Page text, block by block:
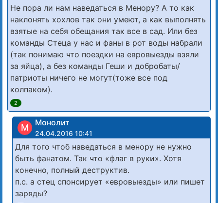
Не пора ли нам наведаться в Менору? А то как
наклонять хохлов так они умеют, а как выполнять
взятые на себя обещания так все в сад. Или без
команды Стеца у нас и фаны в рот воды набрали
(так понимаю что поездки на евровыезды взяли
за яйца), а без команды Геши и добробаты/
патриоты ничего не могут(тоже все под
колпаком).
2
М Монолит
24.04.2016 10:41
Для того чтоб наведаться в менору не нужно
быть фанатом. Так что «флаг в руки». Хотя
конечно, полный деструктив.
п.с. а стец спонсирует «евровыезды» или пишет
заряды?